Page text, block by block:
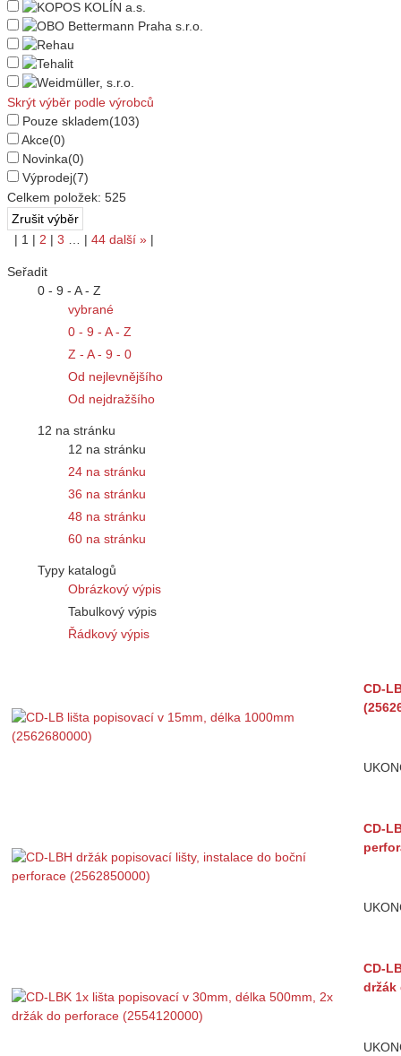
Skrýt výběr podle výrobců
Pouze skladem(103)
Akce(0)
Novinka(0)
Výprodej(7)
Celkem položek: 525
| 1 | 2 | 3 … | 44 další » |
Seřadit
0 - 9 - A - Z
vybrané
0 - 9 - A - Z
Z - A - 9 - 0
Od nejlevnějšího
Od nejdražšího
12 na stránku
12 na stránku
24 na stránku
36 na stránku
48 na stránku
60 na stránku
Typy katalogů
Obrázkový výpis
Tabulkový výpis
Řádkový výpis
CD-
CD-
CD-
držák